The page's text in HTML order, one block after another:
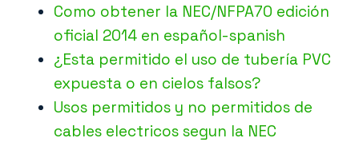
Como obtener la NEC/NFPA70 edición
oficial 2014 en español-spanish
¿Esta permitido el uso de tubería PVC
expuesta o en cielos falsos?
Usos permitidos y no permitidos de
cables electricos segun la NEC